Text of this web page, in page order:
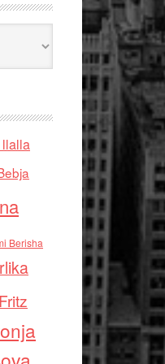
Berisha
Fritz